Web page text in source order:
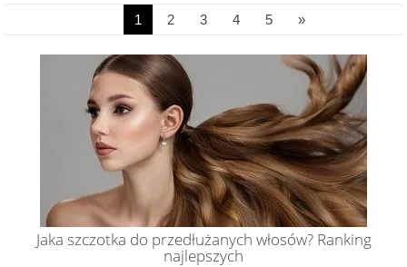
1 2 3 4 5 »
Jaka szczotka do przedłużanych włosów? Ranking
najlepszych